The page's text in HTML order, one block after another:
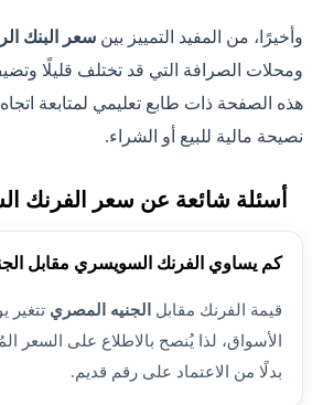
وأخيرًا، من المفيد التمييز بين سعر البنك
ومحلات الصرافة التي قد تختلف قليلًا
هذه الصفحة ذات طابع تعليمي لمتابعة
نصيحة مالية للبيع أو الشراء.
أسئلة شائعة عن سعر الفرنك
كم يساوي الفرنك السويسري مقابل
قيمة الفرنك مقابل الجنيه المصري تتغير
الأسواق، لذا يُنصح بالاطلاع على السعر
بدلًا من الاعتماد على رقم قديم.